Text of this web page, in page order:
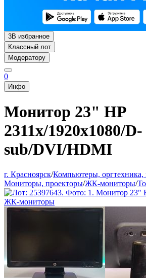
3В избранное
Классный лот
Модератору
0
Инфо
Монитор 23" HP
2311x/1920x1080/D-
sub/DVI/HDMI
г. Красноярск/Компьютеры, оргтехника,
Мониторы, проекторы/ЖК-мониторы/